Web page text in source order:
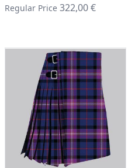
Regular Price 322,00 €